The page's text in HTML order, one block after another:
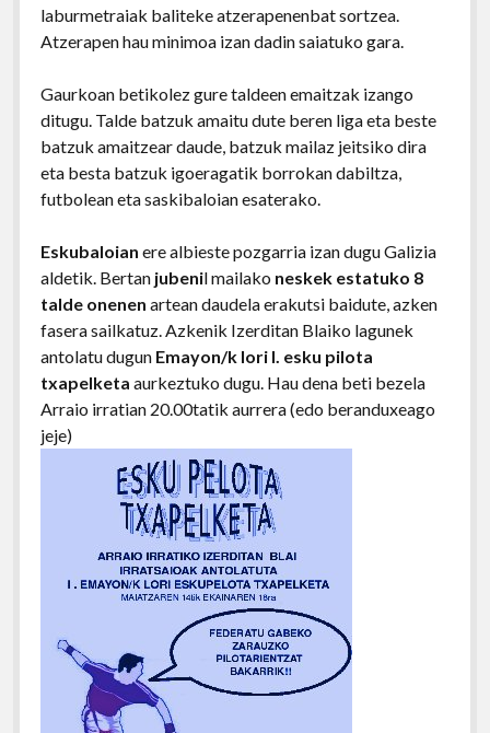
laburmetraiak baliteke atzerapenenbat sortzea.
Atzerapen hau minimoa izan dadin saiatuko gara.
Gaurkoan betikolez gure taldeen emaitzak izango
ditugu. Talde batzuk amaitu dute beren liga eta beste
batzuk amaitzear daude, batzuk mailaz jeitsiko dira
eta besta batzuk igoeragatik borrokan dabiltza,
futbolean eta saskibaloian esaterako.
Eskubaloian ere albieste pozgarria izan dugu Galizia
aldetik. Bertan jubenil mailako neskek estatuko 8
talde onenen artean daudela erakutsi baidute, azken
fasera sailkatuz. Azkenik Izerditan Blaiko lagunek
antolatu dugun Emayon/k lori I. esku pilota
txapelketa aurkeztuko dugu. Hau dena beti bezela
Arraio irratian 20.00tatik aurrera (edo beranduxeago
jeje)